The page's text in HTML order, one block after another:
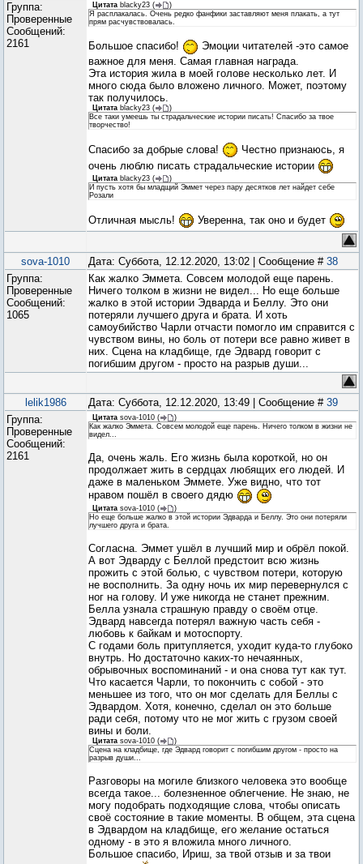
Группа:
Проверенные
Сообщений:
2161
Цитата blacky23 (
)
Я расплакалась. Очень редко фанфики заставляют меня плакать, а тут
прям расчувствовалась.
Большое спасибо!
Эмоции читателей -это самое
важное для меня. Самая главная награда.
Эта история жила в моей голове несколько лет. И
много сюда было вложено личного. Может, поэтому
так получилось.
Цитата blacky23 (
)
Все таки умеешь ты страдальческие истории писать! Спасибо за твое
творчество!
Спасибо за добрые слова!
Честно признаюсь, я
очень люблю писать страдальческие истории
Цитата blacky23 (
)
И пусть хотя бы младщий Эммет через пару десятков лет найдет себе
Розали
Отличная мысль! Уверенна, так оно и будет
sova-1010 Дата: Суббота, 12.12.2020, 13:02 | Сообщение # 38
Группа:
Проверенные
Сообщений:
1065
Как жалко Эммета. Совсем молодой еще парень.
Ничего толком в жизни не видел... Но еще больше
жалко в этой истории Эдварда и Беллу. Это они
потеряли лучшего друга и брата. И хоть
самоубийство Чарли отчасти помогло им справится с
чувством вины, но боль от потери все равно живет в
них. Сцена на кладбище, где Эдвард говорит с
погибшим другом - просто на разрыв души...
lelik1986 Дата: Суббота, 12.12.2020, 13:49 | Сообщение # 39
Группа:
Проверенные
Сообщений:
2161
Цитата sova-1010 (
)
Как жалко Эммета. Совсем молодой еще парень. Ничего толком в жизни не
видел...
Да, очень жаль. Его жизнь была короткой, но он
продолжает жить в сердцах любящих его людей. И
даже в маленьком Эммете. Уже видно, что тот
нравом пошёл в своего дядю
Цитата sova-1010 (
)
Но еще больше жалко в этой истории Эдварда и Беллу. Это они потеряли
лучшего друга и брата.
Согласна. Эммет ушёл в лучший мир и обрёл покой.
А вот Эдварду с Беллой предстоит всю жизнь
прожить с этой болью, с чувством потери, которую
не восполнить. За одну ночь их мир перевернулся с
ног на голову. И уже никогда не станет прежним.
Белла узнала страшную правду о своём отце.
Эдвард навсегда потерял важную часть себя -
любовь к байкам и мотоспорту.
С годами боль притупляется, уходит куда-то глубоко
внутрь. Но достаточно каких-то нечаянных,
обрывочных воспоминаний - и она снова тут как тут.
Что касается Чарли, то покончить с собой - это
меньшее из того, что он мог сделать для Беллы с
Эдвардом. Хотя, конечно, сделал он это больше
ради себя, потому что не мог жить с грузом своей
вины и боли.
Цитата sova-1010 (
)
Сцена на кладбище, где Эдвард говорит с погибшим другом - просто на
разрыв души...
Разговоры на могиле близкого человека это вообще
всегда такое... болезненное облегчение. Не знаю, не
могу подобрать подходящие слова, чтобы описать
своё состояние в такие моменты. В общем, эта сцена
в Эдвардом на кладбище, его желание остаться
одному - в это я вложила много личного.
Большое спасибо, Ириш, за твой отзыв и за твои